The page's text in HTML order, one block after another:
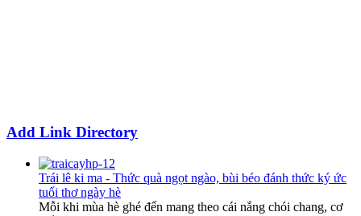
Add Link Directory
Trái lê ki ma - Thức quà ngọt ngào, bùi béo đánh thức ký ức
tuổi thơ ngày hè
Mỗi khi mùa hè ghé đến mang theo cái nắng chói chang, cơ